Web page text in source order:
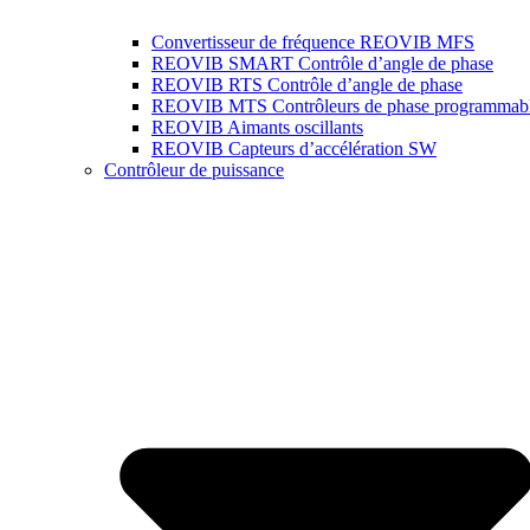
Convertisseur de fréquence REOVIB MFS
REOVIB SMART Contrôle d’angle de phase
REOVIB RTS Contrôle d’angle de phase
REOVIB MTS Contrôleurs de phase
REOVIB Aimants oscillants
REOVIB Capteurs d’accélération SW
Contrôleur de puissance